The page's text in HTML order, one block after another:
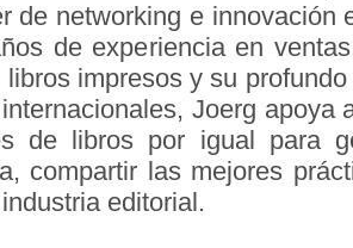
de networking e innovación
de experiencia en
impresos y su
Joerg apoya
de libros por igual para
compartir las mejores
editorial.